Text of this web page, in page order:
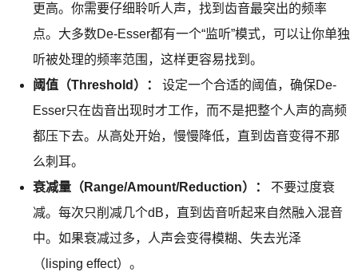
更高。你需要仔细聆听人声，找到齿音最突出的频率
点。大多数De-Esser都有一个“监听”模式，可以让你单独
听被处理的频率范围，这样更容易找到。
阈值（Threshold）：
设定一个合适的阈值，确保De-
Esser只在齿音出现时才工作，而不是把整个人声的高频
都压下去。从高处开始，慢慢降低，直到齿音变得不那
么刺耳。
衰减量（Range/Amount/Reduction）：
不要过度衰
减。每次只削减几个dB，直到齿音听起来自然融入混音
中。如果衰减过多，人声会变得模糊、失去光泽
（lisping effect）。